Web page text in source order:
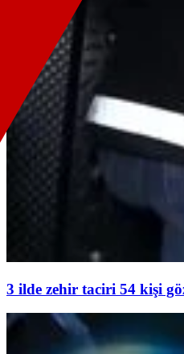
3 ilde zehir taciri 54 kişi